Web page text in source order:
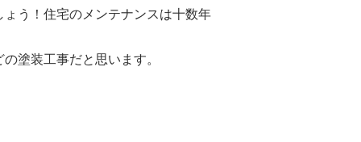
う！ 住宅のメンテナンスは十数年
塗装工事だと思います。